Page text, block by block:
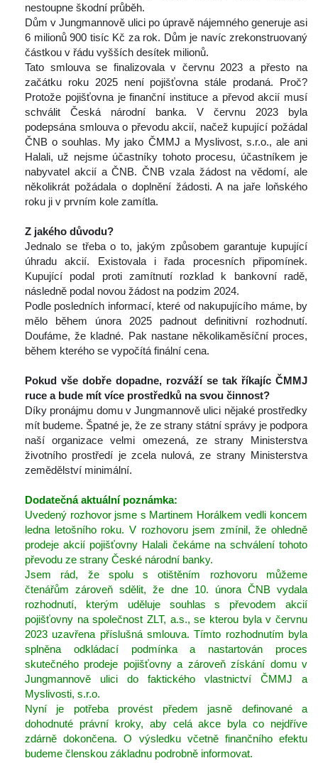
nestoupne škodní průběh.
Dům v Jungmannově ulici po úpravě nájemného generuje asi
6 milionů 900 tisíc Kč za rok. Dům je navíc zrekonstruovaný
částkou v řádu vyšších desítek milionů.
Tato smlouva se finalizovala v červnu 2023 a přesto na
začátku roku 2025 není pojišťovna stále prodaná. Proč?
Protože pojišťovna je finanční instituce a převod akcií musí
chválit Česká národní banka. V červnu 2023 byla
podepsána smlouva o převodu akcií, načež kupující požádal
ČNB o souhlas. My jako ČMMJ a Myslivost, s.r.o., ale ani
Halali, už nejsme účastníky tohoto procesu, účastníkem je
nabyvatel akcií a ČNB. ČNB vzala žádost na vědomí, ale
několikrát požádala o doplnění žádosti. A na jaře loňského
roku ji v prvním kole zamítla.
Z jakého důvodu?
Jednalo se třeba o to, jakým způsobem garantuje kupující
úhradu akcií. Existovala i řada procesních připomínek.
Kupující podal proti zamítnutí rozklad k bankovní radě,
následně podal novou žádost na podzim 2024.
Podle posledních informací, které od nakupujícího máme, by
mělo během února 2025 padnout definitivní rozhodnutí.
Doufáme, že kladné. Pak nastane několikaměsíční proces,
během kterého se vypočítá finální cena.
Pokud vše dobře dopadne, rozváží se tak říkajíc ČMMJ
ruce a bude mít více prostředků na svou činnost?
Díky pronájmu domu v Jungmannově ulici nějaké prostředky
mít budeme. Špatné je, že ze strany státní správy je podpora
naší organizace velmi omezená, ze strany Ministerstva
životního prostředí je zcela nulová, ze strany Ministerstva
zemědělství minimální.
Dodatečná aktuální poznámka:
Uvedený rozhovor jsme s Martinem Horálkem vedli koncem
ledna letošního roku. V rozhovoru jsem zmínil, že ohledně
prodeje akcií pojišťovny Halali čekáme na schválení tohoto
převodu ze strany České národní banky.
Jsem rád, že spolu s otištěním rozhovoru můžeme
čtenářům zároveň sdělit, že dne 10. února ČNB vydala
rozhodnutí, kterým uděluje souhlas s převodem akcií
pojišťovny na společnost ZLT, a.s., se kterou byla v červnu
2023 uzavřena příslušná smlouva. Tímto rozhodnutím byla
plněna odkládací podmínka a nastartován proces
kutečného prodeje pojišťovny a zároveň získání domu v
Jungmannově ulici do faktického vlastnictví ČMMJ a
Myslivosti, s.r.o.
Nyní je potřeba provést předem jasně definované a
dohodnuté právní kroky, aby celá akce byla co nejdříve
zdárně dokončena. O výsledku včetně finančního efektu
budeme členskou základnu podrobně informovat.